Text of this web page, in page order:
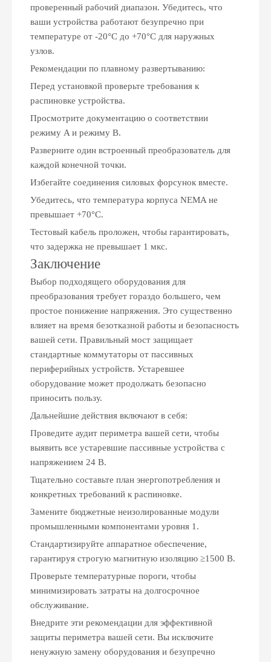
проверенный рабочий диапазон. Убедитесь, что
ваши устройства работают безупречно при
температуре от -20°C до +70°C для наружных
узлов.
Рекомендации по плавному развертыванию:
Перед установкой проверьте требования к
распиновке устройства.
Просмотрите документацию о соответствии
режиму A и режиму B.
Разверните один встроенный преобразователь для
каждой конечной точки.
Избегайте соединения силовых форсунок вместе.
Убедитесь, что температура корпуса NEMA не
превышает +70°C.
Тестовый кабель проложен, чтобы гарантировать,
что задержка не превышает 1 мкс.
Заключение
Выбор подходящего оборудования для
преобразования требует гораздо большего, чем
простое понижение напряжения. Это существенно
влияет на время безотказной работы и безопасность
вашей сети. Правильный мост защищает
стандартные коммутаторы от пассивных
периферийных устройств. Устаревшее
оборудование может продолжать безопасно
приносить пользу.
Дальнейшие действия включают в себя:
Проведите аудит периметра вашей сети, чтобы
выявить все устаревшие пассивные устройства с
напряжением 24 В.
Тщательно составьте план энергопотребления и
конкретных требований к распиновке.
Замените бюджетные неизолированные модули
промышленными компонентами уровня 1.
Стандартизируйте аппаратное обеспечение,
гарантируя строгую магнитную изоляцию ≥1500 В.
Проверьте температурные пороги, чтобы
минимизировать затраты на долгосрочное
обслуживание.
Внедрите эти рекомендации для эффективной
защиты периметра вашей сети. Вы исключите
ненужную замену оборудования и безупречно